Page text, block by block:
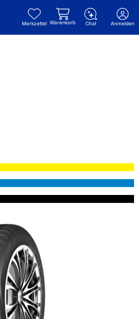
Merkzettel Warenkorb Chat Anmelden